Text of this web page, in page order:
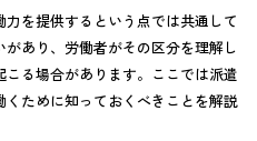
を提供するという点では共通して
あり、労働者がその区分を理解し
る場合があります。ここでは派遣
ために知っておくべきことを解説